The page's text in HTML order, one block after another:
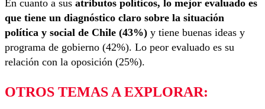
En cuanto a sus atributos políticos, lo mejor evaluado es
que tiene un diagnóstico claro sobre la situación
política y social de Chile (43%) y tiene buenas ideas y
programa de gobierno (42%). Lo peor evaluado es su
relación con la oposición (25%).
OTROS TEMAS A EXPLORAR: